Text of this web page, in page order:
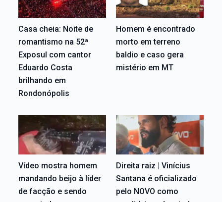
Casa cheia: Noite de
romantismo na 52ª
Exposul com cantor
Eduardo Costa
brilhando em
Rondonópolis
Homem é encontrado
morto em terreno
baldio e caso gera
mistério em MT
Vídeo mostra homem
mandando beijo à líder
de facção e sendo
Direita raiz | Vinícius
Santana é oficializado
pelo NOVO como